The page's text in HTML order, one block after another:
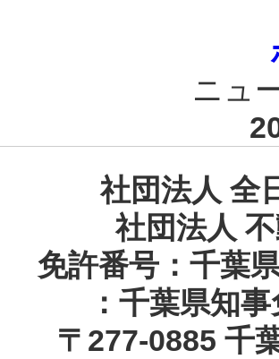
ニュ
社団法人 全
社団法人
免許番号：千葉
：千葉県知
〒 277-0885 千